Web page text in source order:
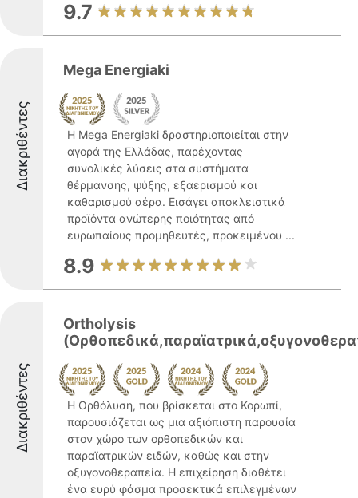
9.7
Διακριθέντες
Mega Energiaki
Η Mega Energiaki δραστηριοποιείται στην
αγορά της Ελλάδας, παρέχοντας
συνολικές λύσεις στα συστήματα
θέρμανσης, ψύξης, εξαερισμού και
καθαρισμού αέρα. Εισάγει αποκλειστικά
προϊόντα ανώτερης ποιότητας από
ευρωπαίους προμηθευτές, προκειμένου ...
8.9
Διακριθέντες
Ortholysis
Η Ορθόλυση, που βρίσκεται στο Κορωπί,
παρουσιάζεται ως μια αξιόπιστη παρουσία
στον χώρο των ορθοπεδικών και
παραϊατρικών ειδών, καθώς και στην
οξυγονοθεραπεία. Η επιχείρηση διαθέτει
ένα ευρύ φάσμα προσεκτικά επιλεγμένων